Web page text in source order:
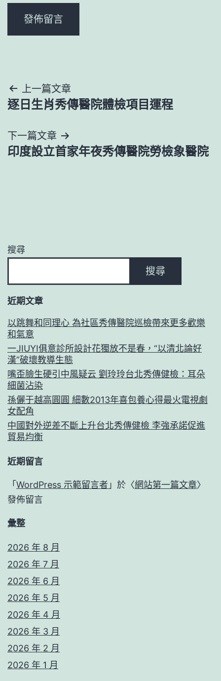
文
章
導
覽
上一篇文章
逐日生肖秀傳醫院體檢項目運程
下一篇文章
印度設立首家年夜秀傳醫院勞檢象醫院
搜尋
搜尋
近期文章
以跳舞和同理心 為社區秀傳醫院巡檢帶來更多歡樂
和氣意
一JIUYI俱意診所設計花獨放不是春，“以清北論好
漢”破壞教導生態
嘴歪臉生硬引中風疑云 劉玲玲台北秀傳健檢：耳朵
細菌沾染
孫儷于越高圓圓 細數2013年喜包養心得最火電視劇
女配角
中國對外逆差不斷上升台北秀傳健檢 李強承諾促進
貿易均衡
近期留言
「 WordPress 示範留言者 」於〈網站第一篇文章〉
發佈留言
彙整
2026 年 8 月
2026 年 7 月
2026 年 6 月
2026 年 5 月
2026 年 4 月
2026 年 3 月
2026 年 2 月
2026 年 1 月